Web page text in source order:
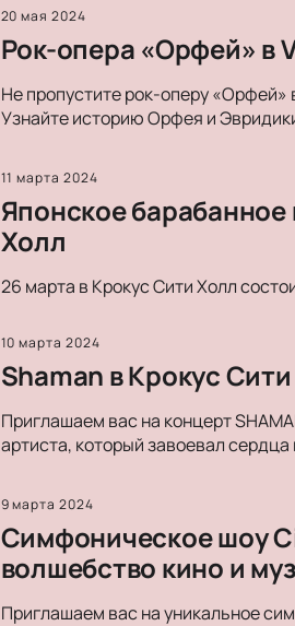
20 мая 2024
Рок-опера «Орфей» в
Не пропустите рок-оперу «Орфей»
Узнайте историю Орфея и
11 марта 2024
Японское
Холл
26 марта в Крокус Сити Холл
10 марта 2024
Shaman в Крокус
Приглашаем вас на концерт
артиста, который завоевал
9 марта 2024
Симфоническое шоу
волшебство кино и
Приглашаем вас на уникальное